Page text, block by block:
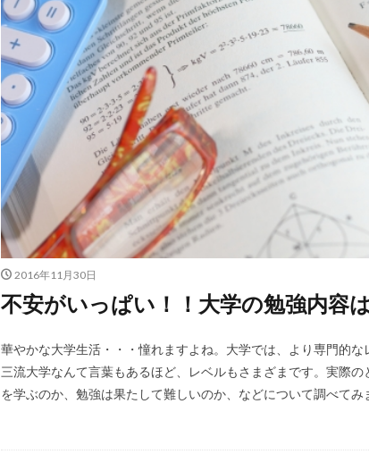
2016年11月30日
不安がいっぱい！！大学の勉強内容
華やかな大学生活・・・憧れますよね。大学では、より専門的
三流大学なんて言葉もあるほど、レベルもさまざまです。実際
を学ぶのか、勉強は果たして難しいのか、などについて調べてみ